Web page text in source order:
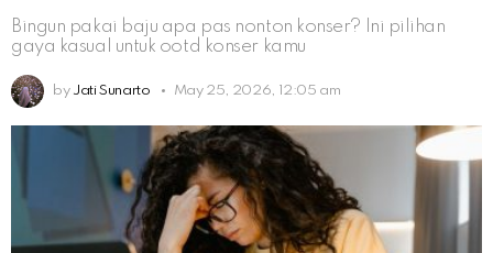
Bingun pakai baju apa pas nonton konser? Ini pilihan
gaya kasual untuk ootd konser kamu
by Jati Sunarto May 25, 2026, 12:05 am